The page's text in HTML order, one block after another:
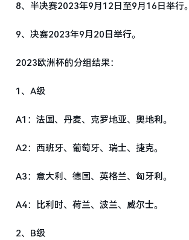
8、半决赛2023年9月12日至9月16日举行。
9、决赛2023年9月20日举行。
2023欧洲杯的分组结果：
1、A级
A1：法国、丹麦、克罗地亚、奥地利。
A2：西班牙、葡萄牙、瑞士、捷克。
A3：意大利、德国、英格兰、匈牙利。
A4：比利时、荷兰、波兰、威尔士。
2、B级